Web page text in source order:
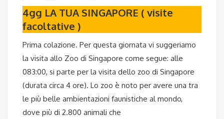
4gg LA TUA SINGAPORE ( visite
facoltative )
Prima colazione. Per questa giornata vi suggeriamo
la visita allo Zoo di Singapore come segue: alle
083:00, si parte per la visita dello zoo di Singapore
(durata circa 4 ore). Lo zoo è noto per avere una tra
le più belle ambientazioni faunistiche al mondo,
dove più di 2.800 animali che